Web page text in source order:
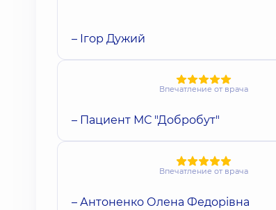
– Ігор Дужий
Впечатление от врача
– Пациент МС "Добробут"
Впечатление от врача
– Антоненко Олена Федорівна